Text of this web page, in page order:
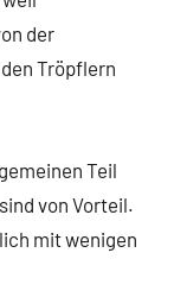
der
Tröpflern
Teil
von Vorteil.
mit wenigen